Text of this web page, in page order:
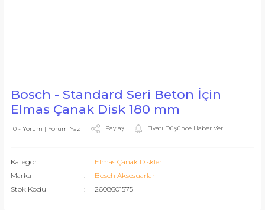
Bosch - Standard Seri Beton İçin
Elmas Çanak Disk 180 mm
0 - Yorum | Yorum Yaz Paylaş Fiyatı Düşünce Haber Ver
Kategori
Elmas Çanak Diskler
Marka
Bosch Aksesuarlar
Stok Kodu
2608601575